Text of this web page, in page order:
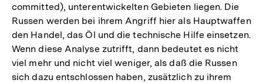
committed), unterentwickelten Gebieten liegen. Die
Russen werden bei ihrem Angriff hier als Hauptwaffen
den Handel, das Öl und die technische Hilfe einsetzen.
Wenn diese Analyse zutrifft, dann bedeutet es nicht
viel mehr und nicht viel weniger, als daß die Russen
sich dazu entschlossen haben, zusätzlich zu ihrem